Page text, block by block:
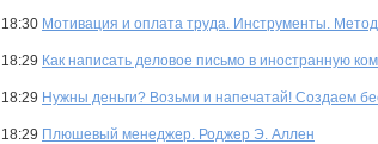
18:30 Мотивация и оплата труда. Инструменты.
18:29 Как написать деловое письмо в иностранную
18:29 Нужны деньги? Возьми и напечатай! Создаем
18:29 Плюшевый менеджер. Роджер Э. Аллен